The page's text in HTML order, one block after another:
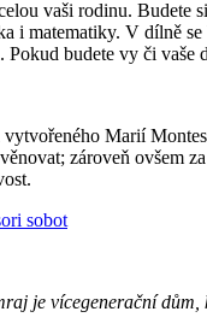
vaši rodinu. Budete
i matematiky. V dílně
Pokud budete vy či
Marií
zároveň ovšem
sobot
je vícegenerační dům,